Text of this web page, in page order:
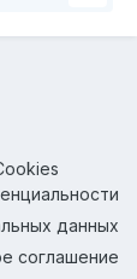
данных
соглашение